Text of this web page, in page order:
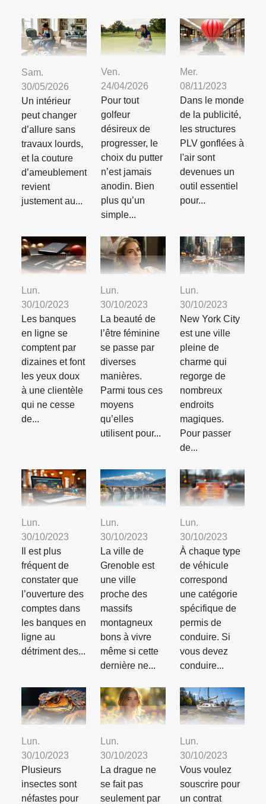
Sam.
30/05/2026
Un intérieur
peut changer
d’allure sans
travaux lourds,
et la couture
d’ameublement
revient
justement au...
Ven.
24/04/2026
Pour tout
golfeur
désireux de
progresser, le
choix du putter
n’est jamais
anodin. Bien
plus qu’un
simple...
Mer.
08/11/2023
Dans le monde
de la publicité,
les structures
PLV gonflées à
l'air sont
devenues un
outil essentiel
pour...
Lun.
30/10/2023
Les banques
en ligne se
comptent par
dizaines et font
les yeux doux
à une clientèle
qui ne cesse
de...
Lun.
30/10/2023
La beauté de
l’être féminine
se passe par
diverses
manières.
Parmi tous ces
moyens
qu’elles
utilisent pour...
Lun.
30/10/2023
New York City
est une ville
pleine de
charme qui
regorge de
nombreux
endroits
magiques.
Pour passer
de...
Lun.
30/10/2023
Il est plus
fréquent de
constater que
l’ouverture des
comptes dans
les banques en
ligne au
détriment des...
Lun.
30/10/2023
La ville de
Grenoble est
une ville
proche des
massifs
montagneux
bons à vivre
même si cette
dernière ne...
Lun.
30/10/2023
À chaque type
de véhicule
correspond
une catégorie
spécifique de
permis de
conduire. Si
vous devez
conduire...
Lun.
30/10/2023
Plusieurs
insectes sont
néfastes pour
Lun.
30/10/2023
La drague ne
se fait pas
seulement par
Lun.
30/10/2023
Vous voulez
souscrire pour
un contrat